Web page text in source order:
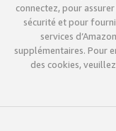
connectez, pour
sécurité et pour
services
supplémentaires. Pour
des cookies,